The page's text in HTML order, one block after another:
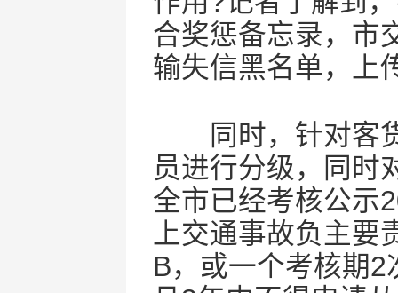
合奖惩备忘录，市
输失信黑名单，上
同时，针对客货
员进行分级，同时
全市已经考核公示
上交通事故负主
B，或一个考核期